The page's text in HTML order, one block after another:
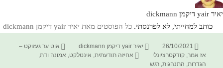
יאיר yair דיקמן dickmann
כותב למחייתי, לא לפרנסתי. כל הפוסטים מאת יאיר yair דיקמן dickmann‏
פורסם
בתאריך
26/10/2021 מחבר
יאיר yair דיקמן dickmann קטגוריות
אוט ער געזוקט –
אז אמר,קודקסרציונלי תגיות
אחיזה תודעתית, אינטלקט, אמונה ודת,
הגדרות, התנהגות,רגש